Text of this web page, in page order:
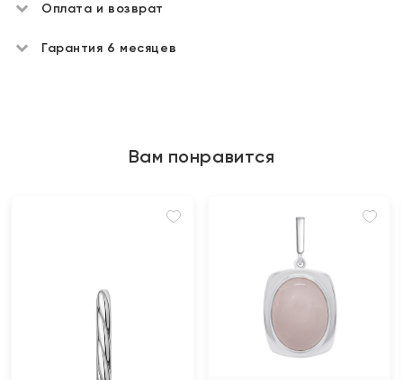
Оплата и возврат
Гарантия 6 месяцев
Вам понравится